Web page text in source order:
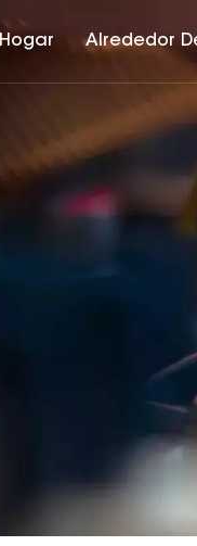
Hogar Alrededor